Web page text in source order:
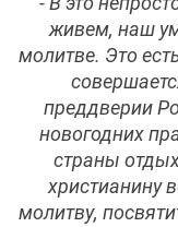
живем, наш
молитве. Это
преддверии
новогодних
страны
христианину
молитву,